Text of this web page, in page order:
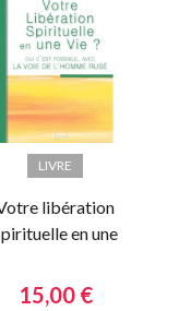
LIVRE
libération
en une
15,00 €